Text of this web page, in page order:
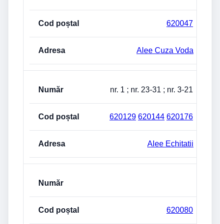
620047
Alee Cuza Voda
nr. 1 ; nr. 23-31 ; nr. 3-21
620129 620144 620176
Alee Echitatii
620080